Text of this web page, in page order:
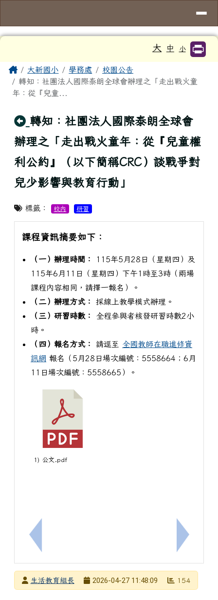
大 中 小
主內容區域
Home大新國小 學務處
校園公告
轉知：社團法人國際泰朗全球會辦理之「走出戰火童
年：從『兒童...
回上頁
轉知：社團法人國際泰朗全球會
辦理之「走出戰火童年：從『兒童權
利公約』（以下簡稱CRC）談戰爭對
兒少影響與教育行動」
標籤： 校內 研習
上一筆：轉知：臺南市政府文化局5月「劇場ART報
課程資訊摘要如下：
（一）辦理時間：
115年5月28日（星期四）及
115年6月11日（星期四）下午1時至3時（兩場
課程內容相同，請擇一報名）。
（二）辦理方式：
採線上教學模式辦理。
（三）研習時數：
全程參與者核發研習時數2小
時。
（四）報名方式：
請逕至 全國教師在職進修資
訊網 報名（5月28日場次編號：5558664；6月
11日場次編號：5558665）。
1) 公文.pdf
下一筆：
發布者生活教育組長
2026-04-27 11:48:09 154
頁尾區域